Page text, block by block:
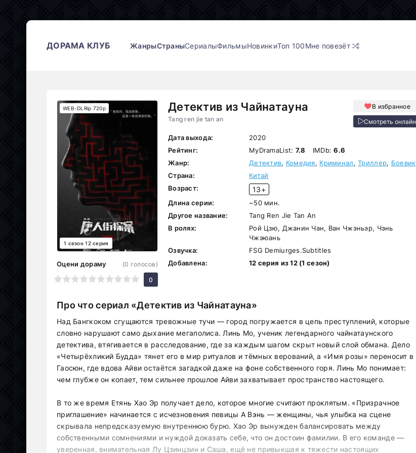
ДОРАМА КЛУБ ЖанрыСтраныСериалыФильмыНовинкиТоп 100Мне повезёт
Детектив из Чайнатауна
Tang ren jie tan an
В избранное
Смотреть онлайн
WEB-DLRip 720p
1 сезон 12 серия
Оцени дораму
7 8 9 10
(0 голосов)
0
Дата выхода:
2020
Рейтинг:
MyDramaList: 7.8 IMDb:6.6
Жанр:
Детектив, Комедия, Криминал,Триллер, Боевик
Страна:
Китай
Возраст:
13+
Длина серии:
~50 мин.
Другое название:
Tang Ren Jie Tan An
В ролях:
Рой Цзю, Джанин Чан, Ван Чжэньэр, Чэнь
Чжэюань
Озвучка:
FSG Demiurges.Subtitles
Добавлена:
12 серия из 12 (1 сезон)
Про что сериал «Детектив из Чайнатауна»
Над Бангкоком сгущаются тревожные тучи — город погружается в цепь преступлений, которые
словно нарушают само дыхание мегаполиса. Линь Мо, ученик легендарного чайнатаунского
детектива, втягивается в расследование, где за каждым шагом скрыт новый слой обмана. Дело
«Четырёхликий Будда» тянет его в мир ритуалов и тёмных верований, а «Имя розы» переносит в
Гаосюн, где вдова Айви остаётся загадкой даже на фоне собственного горя. Линь Мо понимает:
чем глубже он копает, тем сильнее прошлое Айви захватывает пространство настоящего.
В то же время Етянь Хао Эр получает дело, которое многие считают проклятым. «Призрачное
приглашение» начинается с исчезновения певицы А Вэнь — женщины, чья улыбка на сцене
скрывала непредсказуемую внутреннюю бурю. Хао Эр вынужден балансировать между
собственными сомнениями и нуждой доказать себе, что он достоин фамилии. В его команде —
уверенная, внимательная Лу Цзинцзин и Саша, ещё не привыкшая к тяжести настоящих